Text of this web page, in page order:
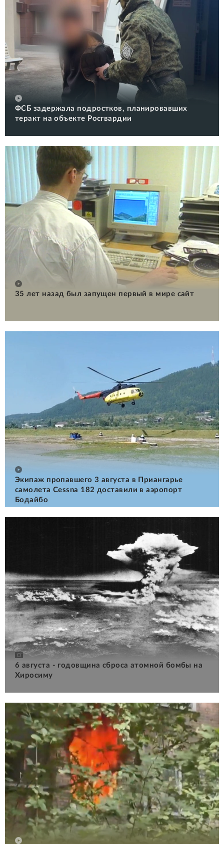
ФСБ задержала подростков, планировавших
теракт на объекте Росгвардии
35 лет назад был запущен первый в мире сайт
Экипаж пропавшего 3 августа в Приангарье
самолета Cessna 182 доставили в аэропорт
Бодайбо
6 августа - годовщина сброса атомной бомбы на
Хиросиму